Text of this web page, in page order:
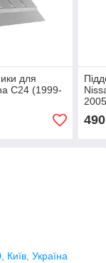
для
C24 (1999-
490
Україна